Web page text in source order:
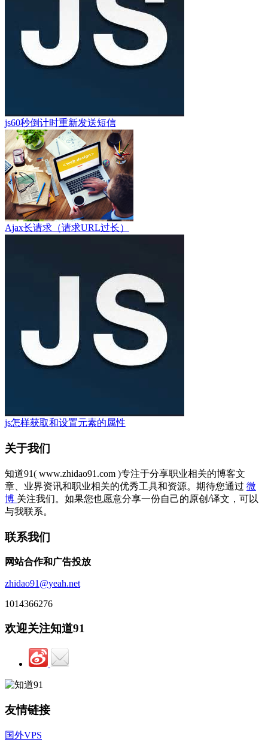
js60秒倒计时重新发送短信
Ajax长请求（请求URL过长）
js怎样获取和设置元素的属性
关于我们
知道91( www.zhidao91.com )专注于分享职业相关的博客文
章、业界资讯和职业相关的优秀工具和资源。期待您通过 微
博 关注我们。如果您也愿意分享一份自己的原创/译文，可以
与我联系。
联系我们
网站合作和广告投放
zhidao91@yeah.net
1014366276
欢迎关注知道91
友情链接
国外VPS